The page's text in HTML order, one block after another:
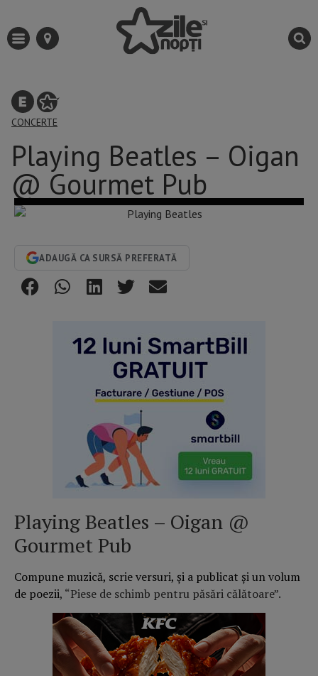
CONCERTE
Playing Beatles – Oigan
@ Gourmet Pub
ADAUGĂ CA SURSĂ PREFERATĂ
Playing Beatles – Oigan @
Gourmet Pub
Compune muzică, scrie versuri, și a publicat și un volum
de poezii, “Piese de schimb pentru păsări călătoare”.